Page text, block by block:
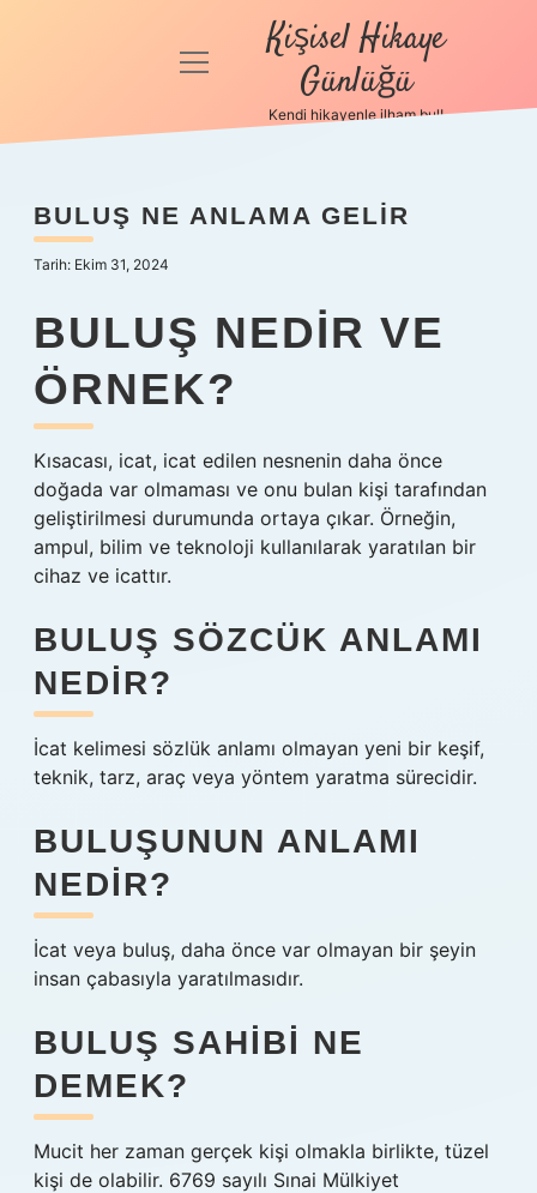
Anasayfa
Politikası
Yasal Uyarı
Hakkımızda
menüyü
Kişisel Hikaye
Günlüğü
Kendi hikayenle ilham bul!
BULUŞ NE ANLAMA GELIR
Tarih: Ekim 31, 2024
BULUŞ NEDIR VE
ÖRNEK?
Kısacası, icat, icat edilen nesnenin daha önce
doğada var olmaması ve onu bulan kişi tarafından
geliştirilmesi durumunda ortaya çıkar. Örneğin,
ampul, bilim ve teknoloji kullanılarak yaratılan bir
cihaz ve icattır.
BULUŞ SÖZCÜK ANLAMI
NEDIR?
İcat kelimesi sözlük anlamı olmayan yeni bir keşif,
teknik, tarz, araç veya yöntem yaratma sürecidir.
BULUŞUNUN ANLAMI
NEDIR?
İcat veya buluş, daha önce var olmayan bir şeyin
insan çabasıyla yaratılmasıdır.
BULUŞ SAHIBI NE
DEMEK?
Mucit her zaman gerçek kişi olmakla birlikte, tüzel
kişi de olabilir. 6769 sayılı Sınai Mülkiyet